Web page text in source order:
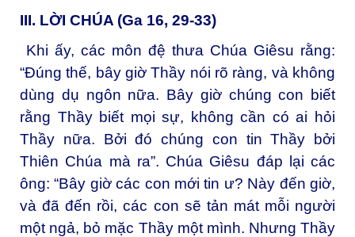
III. LỜI CHÚA (Ga 16, 29-33)
Khi ấy, các môn đệ thưa Chúa Giêsu rằng:
“Đúng thế, bây giờ Thầy nói rõ ràng, và không
dùng dụ ngôn nữa. Bây giờ chúng con biết
rằng Thầy biết mọi sự, không cần có ai hỏi
Thầy nữa. Bởi đó chúng con tin Thầy bởi
Thiên Chúa mà ra”. Chúa Giêsu đáp lại các
ông: “Bây giờ các con mới tin ư? Này đến giờ,
và đã đến rồi, các con sẽ tản mát mỗi người
một ngả, bỏ mặc Thầy một mình. Nhưng Thầy